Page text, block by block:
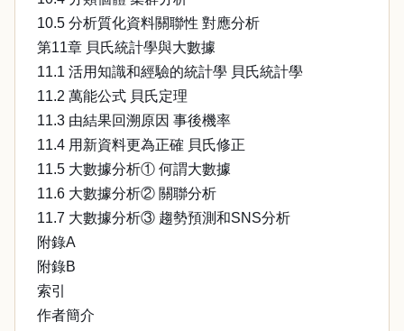
10.5 分析質化資料關聯性 對應分析
第11章 貝氏統計學與大數據
11.1 活用知識和經驗的統計學 貝氏統計學
11.2 萬能公式 貝氏定理
11.3 由結果回溯原因 事後機率
11.4 用新資料更為正確 貝氏修正
11.5 大數據分析① 何謂大數據
11.6 大數據分析② 關聯分析
11.7 大數據分析③ 趨勢預測和SNS分析
附錄A
附錄B
索引
作者簡介